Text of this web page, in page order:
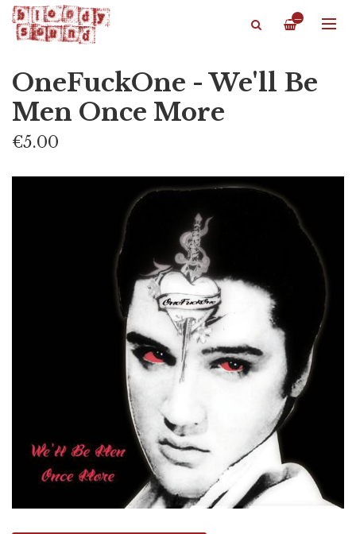
—
OneFuckOne - We'll Be
Men Once More
€5.00